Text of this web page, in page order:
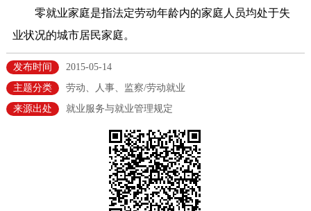
政务公开
市领导
政策兑现 政策解读
专题公开
零就业家庭是指法定劳动年龄内的家庭人员均处于失
业状况的城市居民家庭。
发布时间
2015-05-14
主题分类
劳动、人事、监察/劳动就业
来源出处
就业服务与就业管理规定